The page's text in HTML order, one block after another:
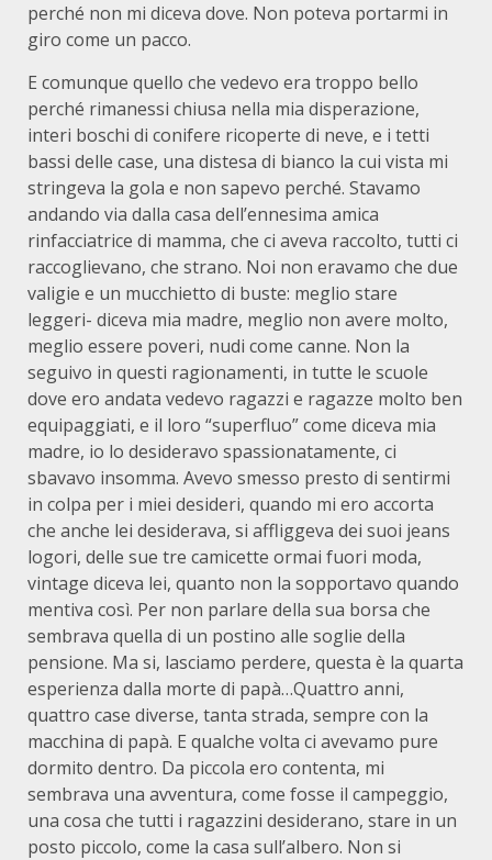
perché non mi diceva dove. Non poteva portarmi in
giro come un pacco.
E comunque quello che vedevo era troppo bello
perché rimanessi chiusa nella mia disperazione,
interi boschi di conifere ricoperte di neve, e i tetti
bassi delle case, una distesa di bianco la cui vista mi
stringeva la gola e non sapevo perché. Stavamo
andando via dalla casa dell’ennesima amica
rinfacciatrice di mamma, che ci aveva raccolto, tutti ci
raccoglievano, che strano. Noi non eravamo che due
valigie e un mucchietto di buste: meglio stare
leggeri- diceva mia madre, meglio non avere molto,
meglio essere poveri, nudi come canne. Non la
seguivo in questi ragionamenti, in tutte le scuole
dove ero andata vedevo ragazzi e ragazze molto ben
equipaggiati, e il loro “superfluo” come diceva mia
madre, io lo desideravo spassionatamente, ci
sbavavo insomma. Avevo smesso presto di sentirmi
in colpa per i miei desideri, quando mi ero accorta
che anche lei desiderava, si affliggeva dei suoi jeans
logori, delle sue tre camicette ormai fuori moda,
vintage diceva lei, quanto non la sopportavo quando
mentiva così. Per non parlare della sua borsa che
sembrava quella di un postino alle soglie della
pensione. Ma si, lasciamo perdere, questa è la quarta
esperienza dalla morte di papà…Quattro anni,
quattro case diverse, tanta strada, sempre con la
macchina di papà. E qualche volta ci avevamo pure
dormito dentro. Da piccola ero contenta, mi
sembrava una avventura, come fosse il campeggio,
una cosa che tutti i ragazzini desiderano, stare in un
posto piccolo, come la casa sull’albero. Non si